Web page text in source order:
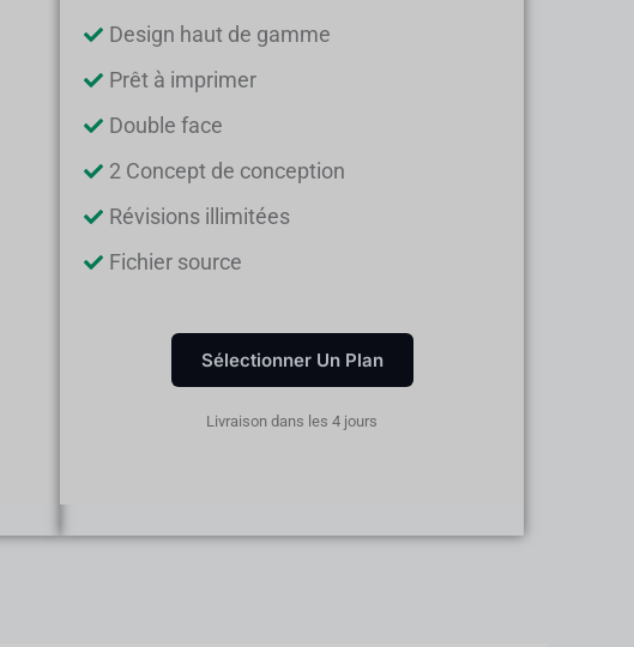
Design haut de gamme
Prêt à imprimer
Double face
2 Concept de conception
Révisions illimitées
Fichier source
Sélectionner Un Plan
Livraison dans les 4 jours